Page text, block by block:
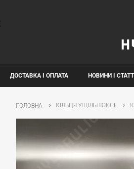
ДОСТАВКА І ОПЛАТА НОВИНИ І СТАТТІ
ГОЛОВНА КІЛЬЦЯ УЩІЛЬНЮЮЧІ